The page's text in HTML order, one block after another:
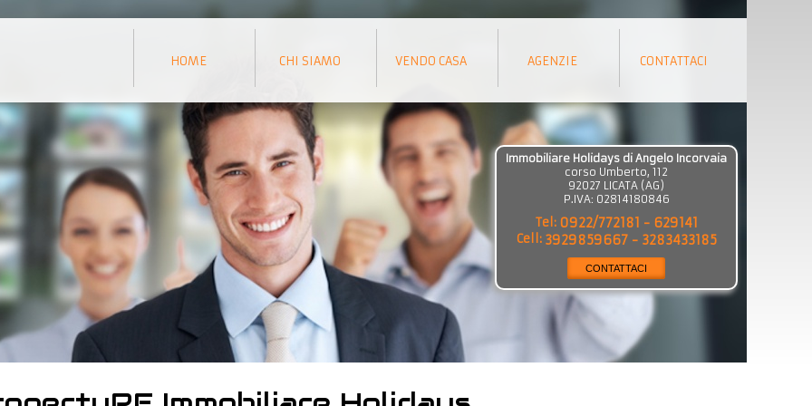
HOME CHI SIAMO VENDO CASA AGENZIE CONTATTACI
Immobiliare Holidays di Angelo Incorvaia
corso Umberto, 112
92027 LICATA (AG )
P.IVA: 02814180846
Tel: 0922/772181 - 629141
Cell: 3929859667 - 3283433185
CONTATTACI